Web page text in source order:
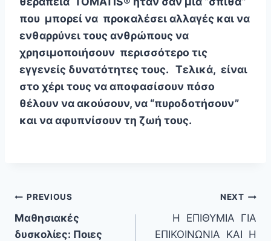
που μπορεί να προκαλέσει αλλαγές και να
ενθαρρύνει τους ανθρώπους να
χρησιμοποιήσουν περισσότερο τις
εγγενείς δυνατότητες τους. Τελικά, είναι
στο χέρι τους να αποφασίσουν πόσο
θέλουν να ακούσουν, να “πυροδοτήσουν”
και να αφυπνίσουν τη ζωή τους.
Πλοήγηση
άρθρων
PREVIOUS
Μαθησιακές
δυσκολίες: Ποιες
NEXT
Η ΕΠΙΘΥΜΙΑ ΓΙΑ
ΕΠΙΚΟΙΝΩΝΙΑ ΚΑΙ Η